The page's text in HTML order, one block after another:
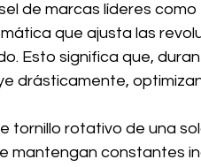
de marcas líderes
que ajusta las
Esto significa que,
drásticamente,
tornillo rotativo de una
mantengan constantes